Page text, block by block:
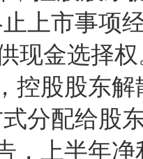
上市事项
现金选择
控股股东
分配给股
，上半年